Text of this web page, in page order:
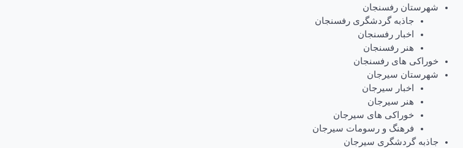
شهرستان رفسنجان
جاذبه گردشگری رفسنجان
اخبار رفسنجان
هنر رفسنجان
خوراکی های رفسنجان
شهرستان سیرجان
اخبار سیرجان
هنر سیرجان
خوراکی های سیرجان
فرهنگ و رسومات سیرجان
جاذبه گردشگری سیرجان